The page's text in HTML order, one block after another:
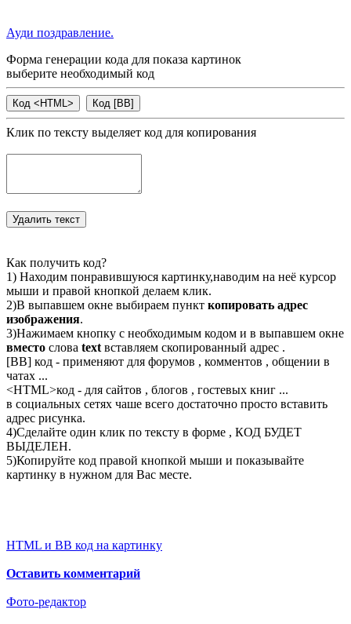
Ауди поздравление.
Форма генерации кода для показа картинок
выберите необходимый код
Клик по тексту выделяет код для копирования
Как получить код?
1) Находим понравившуюся картинку,наводим на неё курсор
мыши и правой кнопкой делаем клик.
2)В выпавшем окне выбираем пункт копировать адрес
изображения.
3)Нажимаем кнопку с необходимым кодом и в выпавшем окне
вместо слова text вставляем скопированный адрес .
[BB] код - применяют для форумов , комментов , общении в
чатах ...
<HTML>код - для сайтов , блогов , гостевых книг ...
в социальных сетях чаше всего достаточно просто вставить
адрес рисунка.
4)Сделайте один клик по тексту в форме , КОД БУДЕТ
ВЫДЕЛЕН.
5)Копируйте код правой кнопкой мыши и показывайте
картинку в нужном для Вас месте.
HTML и BB код на картинку
Оставить комментарий
Фото-редактор